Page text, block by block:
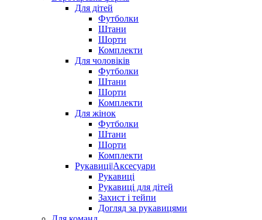
Для дітей
Футболки
Штани
Шорти
Комплекти
Для чоловіків
Футболки
Штани
Шорти
Комплекти
Для жінок
Футболки
Штани
Шорти
Комплекти
Рукавиці|Аксесуари
Рукавиці
Рукавиці для дітей
Захист і тейпи
Догляд за рукавицями